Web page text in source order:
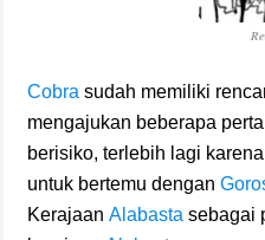
Cobra sudah memiliki
mengajukan beberapa
berisiko, terlebih lagi
untuk bertemu dengan
Kerajaan Alabasta sebagai